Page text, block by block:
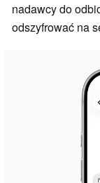
nadawcy do
odszyfrować na